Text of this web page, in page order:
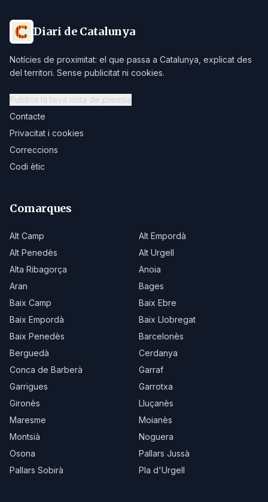
Diari de Catalunya
Notícies de proximitat: el que passa a Catalunya, explicat des
del territori. Sense publicitat ni cookies.
Publica la teva nota de premsa
Contacte
Privacitat i cookies
Correccions
Codi ètic
Comarques
Alt Camp
Alt Empordà
Alt Penedès
Alt Urgell
Alta Ribagorça
Anoia
Aran
Bages
Baix Camp
Baix Ebre
Baix Empordà
Baix Llobregat
Baix Penedès
Barcelonès
Berguedà
Cerdanya
Conca de Barberà
Garraf
Garrigues
Garrotxa
Gironès
Lluçanès
Maresme
Moianès
Montsià
Noguera
Osona
Pallars Jussà
Pallars Sobirà
Pla d'Urgell